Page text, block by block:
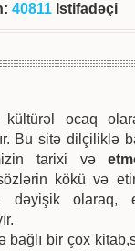
:40811 Istifadəçi
ocaq
Bu sitə dilçiliklə
tarixi və
kökü və
dəyişik olaraq,
bağlı bir çox